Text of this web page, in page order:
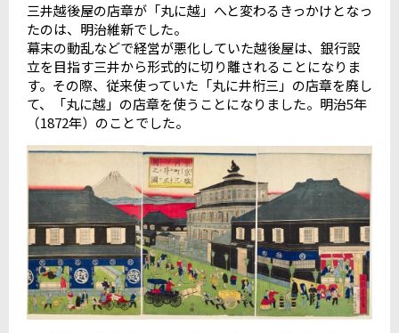
三井越後屋の店章が「丸に越」へと変わるきっかけとなっ
たのは、明治維新でした。
幕末の動乱などで経営が悪化していた越後屋は、銀行設
立を目指す三井から形式的に切り離されることになりま
す。その際、従来使っていた「丸に井桁三」の店章を廃し
て、「丸に越」の店章を使うことになりました。明治5年
（1872年）のことでした。